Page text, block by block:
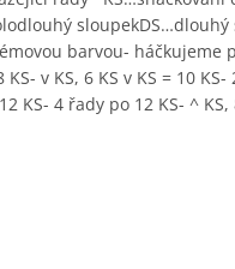
sloupekDS…dlouhý
barvou- háčkujeme
v KS, 6 KS v KS = 10
KS- 4 řady po 12 KS- ^ KS,